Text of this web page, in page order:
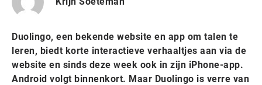
Duolingo, een bekende website en app om talen te
leren, biedt korte interactieve verhaaltjes aan via de
website en sinds deze week ook in zijn iPhone-app.
Android volgt binnenkort. Maar Duolingo is verre van